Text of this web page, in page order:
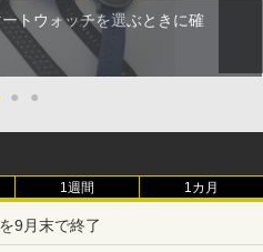
トウォッチを選ぶときに確
● ●
1週間 1カ月
9月末で終了